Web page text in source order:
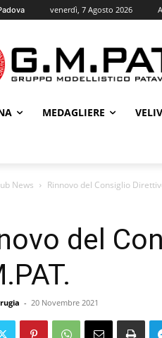
venerdì, 7 Agosto 2026
MEDAGLIERE
News Rinnovo del Consiglio
del
- 20 Novembre 2021